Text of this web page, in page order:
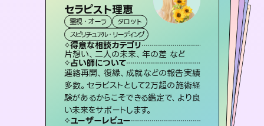
セラピスト理恵
霊視・オーラ
タロット
スピリチュアル・リーディング
得意な相談カテゴリ
片想い、二人の未来、年の差 など
占い師について
連絡再開、復縁、成就などの報告実績
多数。セラピストとして2万超の施術経
験があるからこそできる鑑定で、より良
い未来をサポートします。
ユーザーレビュー
彗望（すいぼう）
霊視・オーラ 透視
スピリチュアル・リーディング
得意な相談カテゴリ
片想い、あの人の気持ち、復縁 など
占い師について
3,700年以上の歴史を持つ東洋最古の
占術「易占」で詳細まで占い、幸せへ向
かう道筋を示します。厳しい結果にも具
体的な対策をお伝えします。
ユーザーレビュー
桃源珠羽（とうげんみう）
霊視・オーラ
スピリチュアル・リーディング
得意な相談カテゴリ
片想い、あの人の気持ち、復縁 など
占い師について
恋愛のお悩みの中でも特に「曖昧な関
係」の相談を得意としており、友達以上
恋人未満なお相手との今後や本音を丁
寧に読み解き恋愛成就へと導きます。
ユーザーレビュー
アイリス -iris-
西洋占星術
ルーン
得意な相談カテゴリ
恋愛総合、片想い、二人の未来 など
占い師について
復縁、恋愛、不倫の行方、同性愛や片思い、仕事関係や借金問題まで知りたいことや心の負担になっていることを紐解き、背中をそっと押して導きます。
ユーザーレビュー
安心感のあり、言い切ってくれる所や濁
さない鑑定のおかげで、毎回自分の気
未来視師＊花
霊視・オーラ
スピリチュアル・リーディング
得意な相談カテゴリ
出逢い、片想い、復縁 など
占い師について
未来には何パターンもの選択肢があり
ます。不安で視えにくくなっているあな
たの素敵な未来を見つけ、その未来を
選択できるようアドバイスします。
ユーザーレビュー
職場の人の性質や人間関係、本心など
本当によく視えていてびっくり。対策が
おう 霊感オラクル
霊視・オーラ
オラクルカード
得意な相談カテゴリ
恋愛総合、あの人の気持ち など
占い師について
霊視×オラクルカードを使って「今」と
「未来」そして「気になるあの人の気持
ち」まで丁寧に読み解き、恋や人生のヒ
ントを優しく引き出します。
ユーザーレビュー